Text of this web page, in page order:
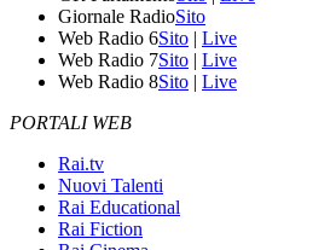
Giornale RadioSito
Web Radio 6Sito | Live
Web Radio 7Sito | Live
Web Radio 8Sito | Live
PORTALI WEB
Rai.tv
Nuovi Talenti
Rai Educational
Rai Fiction